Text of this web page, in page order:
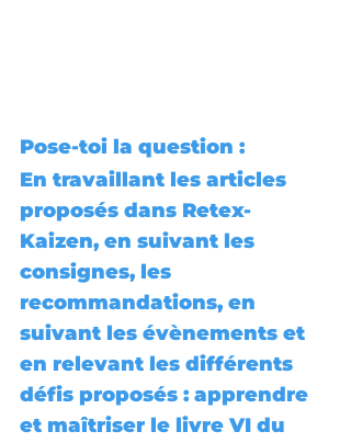
Pose-toi la question :
En travaillant les articles
proposés dans Retex-
Kaizen, en suivant les
consignes, les
recommandations, en
suivant les évènements et
en relevant les différents
défis proposés : apprendre
et maîtriser le livre VI du